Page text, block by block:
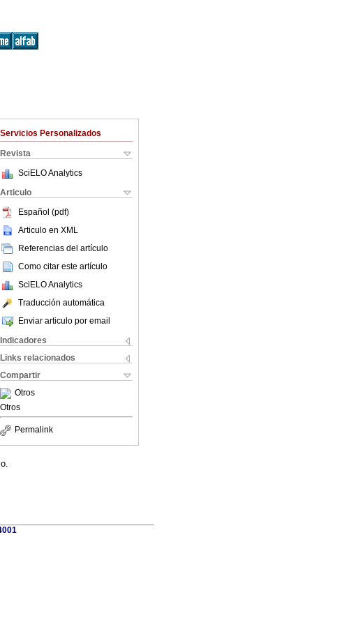
Servicios Personalizados
Revista
SciELO Analytics
Articulo
Español (pdf)
Articulo en XML
Referencias del artículo
Como citar este artículo
SciELO Analytics
Traducción automática
Enviar articulo por email
Indicadores
Links relacionados
Compartir
Otros
Otros
Permalink